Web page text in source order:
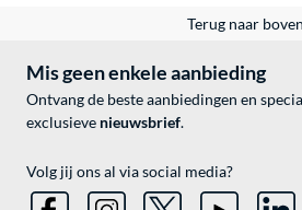
Terug naar boven
Mis geen enkele aanbieding
Ontvang de beste aanbiedingen en
exclusieve nieuwsbrief.
Volg jij ons al via social media?